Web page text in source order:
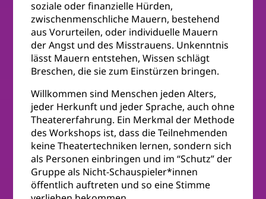
soziale oder finanzielle Hürden,
zwischenmenschliche Mauern, bestehend
aus Vorurteilen, oder individuelle Mauern
der Angst und des Misstrauens. Unkenntnis
lässt Mauern entstehen, Wissen schlägt
Breschen, die sie zum Einstürzen bringen.
Willkommen sind Menschen jeden Alters,
jeder Herkunft und jeder Sprache, auch ohne
Theatererfahrung. Ein Merkmal der Methode
des Workshops ist, dass die Teilnehmenden
keine Theatertechniken lernen, sondern sich
als Personen einbringen und im “Schutz” der
Gruppe als Nicht-Schauspieler*innen
öffentlich auftreten und so eine Stimme